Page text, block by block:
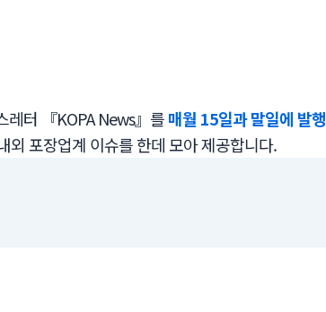
레터 『KOPA News』를매월 15일과 말일에 발행
외 포장업계 이슈를 한데 모아 제공합니다.